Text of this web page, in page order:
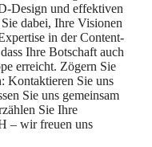
Design und effektiven
dabei, Ihre Visionen
in der Content-
Ihre Botschaft auch
erreicht. Zögern Sie
Kontaktieren Sie uns
Sie uns gemeinsam
Sie Ihre
– wir freuen uns